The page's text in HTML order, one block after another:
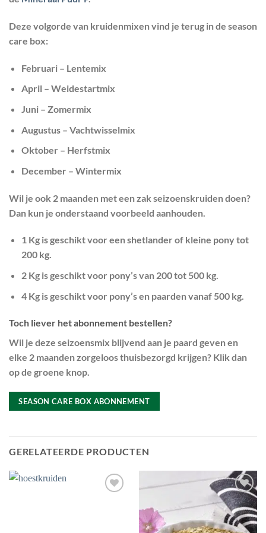
Deze volgorde van kruidenmixen vind je terug in de season
care box:
Februari – Lentemix
April – Weidestartmix
Juni – Zomermix
Augustus – Vachtwisselmix
Oktober – Herfstmix
December – Wintermix
Wil je ook 2 maanden met een zak seizoenskruiden doen?
Dan kun je onderstaand voorbeeld aanhouden.
1 Kg is geschikt voor een shetlander of kleine pony tot
200 kg.
2 Kg is geschikt voor pony’s van 200 tot 500 kg.
4 Kg is geschikt voor pony’s en paarden vanaf 500 kg.
Toch liever het abonnement bestellen?
Wil je deze seizoensmix blijvend aan je paard geven en
elke 2 maanden zorgeloos thuisbezorgd krijgen? Klik dan
op de groene knop.
SEASON CARE BOX ABONNEMENT
GERELATEERDE PRODUCTEN
Toevoegen
aan
wenslijst